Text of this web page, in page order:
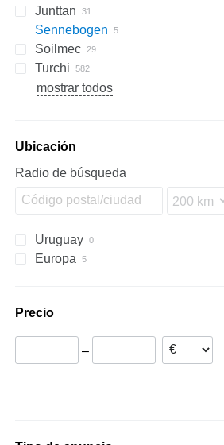
BV
RG
C-series
RH
HRE
KH
HBR
223
1412C
AF
ECM
2054
Junttan
PM
709-2
KR
LB
LRB
R-series
HR
MW
HC
HD
Commando
Pantera
Sennebogen
683
Soilmec
PSM
R210
SM
CF
Turchi
260S
PD
EC
XC
H
mostrar todos
Ubicación
Radio de búsqueda
Uruguay
Europa
Precio
–